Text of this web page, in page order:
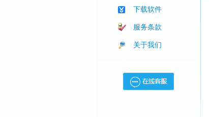
下载软件
服务条款
关于我们